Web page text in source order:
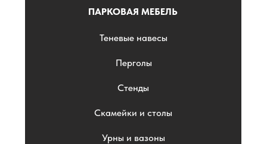
ПАРКОВАЯ МЕБЕЛЬ
Теневые навесы
Перголы
Стенды
Скамейки и столы
Урны и вазоны